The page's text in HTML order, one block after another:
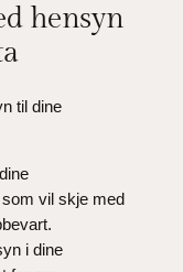
hensyn
til dine
vil skje med
i dine